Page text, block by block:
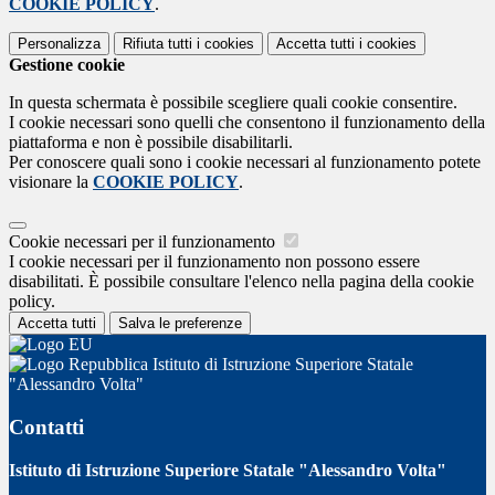
COOKIE POLICY.
Personalizza Rifiuta tutti i cookies Accetta tutti i cookies
Gestione cookie
In questa schermata è possibile scegliere quali cookie consentire.
I cookie necessari sono quelli che consentono il funzionamento della
piattaforma e non è possibile disabilitarli.
Per conoscere quali sono i cookie necessari al funzionamento potete
visionare la COOKIE POLICY.
Cookie necessari per il funzionamento
I cookie necessari per il funzionamento non possono essere
disabilitati. È possibile consultare l'elenco nella pagina della cookie
policy.
Accetta tutti Salva le preferenze
Istituto di Istruzione Superiore Statale
"Alessandro Volta"
Contatti
Istituto di Istruzione Superiore Statale "Alessandro Volta"